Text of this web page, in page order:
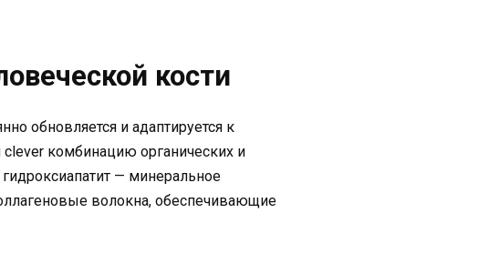
кости
обновляется и адаптируется к
clever комбинацию органических и
— минеральное
волокна, обеспечивающие